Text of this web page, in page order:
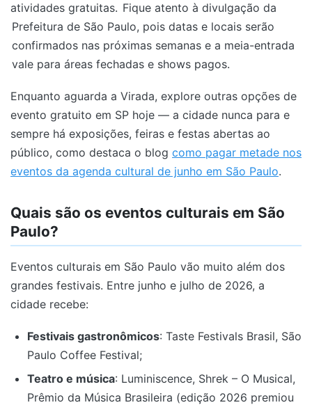
atividades gratuitas. Fique atento à divulgação da
Prefeitura de São Paulo, pois datas e locais serão
confirmados nas próximas semanas e a meia-entrada
vale para áreas fechadas e shows pagos.
Enquanto aguarda a Virada, explore outras opções de
evento gratuito em SP hoje — a cidade nunca para e
sempre há exposições, feiras e festas abertas ao
público, como destaca o blog como pagar metade nos
eventos da agenda cultural de junho em São Paulo.
Quais são os eventos culturais em São
Paulo?
Eventos culturais em São Paulo vão muito além dos
grandes festivais. Entre junho e julho de 2026, a
cidade recebe:
Festivais gastronômicos: Taste Festivals Brasil, São
Paulo Coffee Festival;
Teatro e música: Luminiscence, Shrek – O Musical,
Prêmio da Música Brasileira (edição 2026 premiou